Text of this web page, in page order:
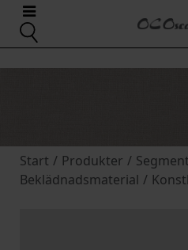
Start / Produkter / Segment
Beklädnadsmaterial /